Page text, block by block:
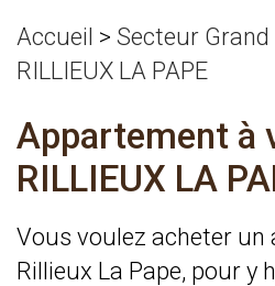
Accueil > Secteur Grand
RILLIEUX LA PAPE
Appartement à
RILLIEUX LA
Vous voulez acheter
Rillieux La Pape, pour y